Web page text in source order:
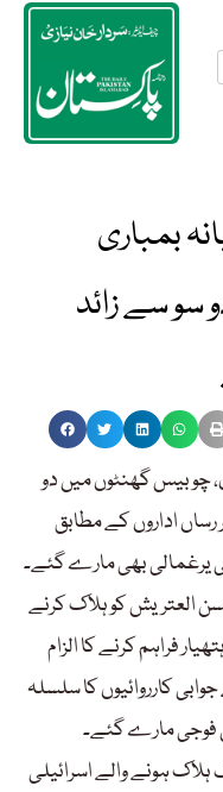
بمباری
دو سو سے زائد
چوبیس گھنٹوں میں دو
اداروں کے مطابق
سے غزہ میں 5 اسرائیلی یرغمالی بھی مارے گئے۔
العتریش کو ہلاک کرنے
فراہم کرنے کا الزام
کارروائیوں کا سلسلہ
مزید 5 اسرائیلی فوجی مارے گئے۔
سے اب تک ہلاک ہونے والے اسرائیلی